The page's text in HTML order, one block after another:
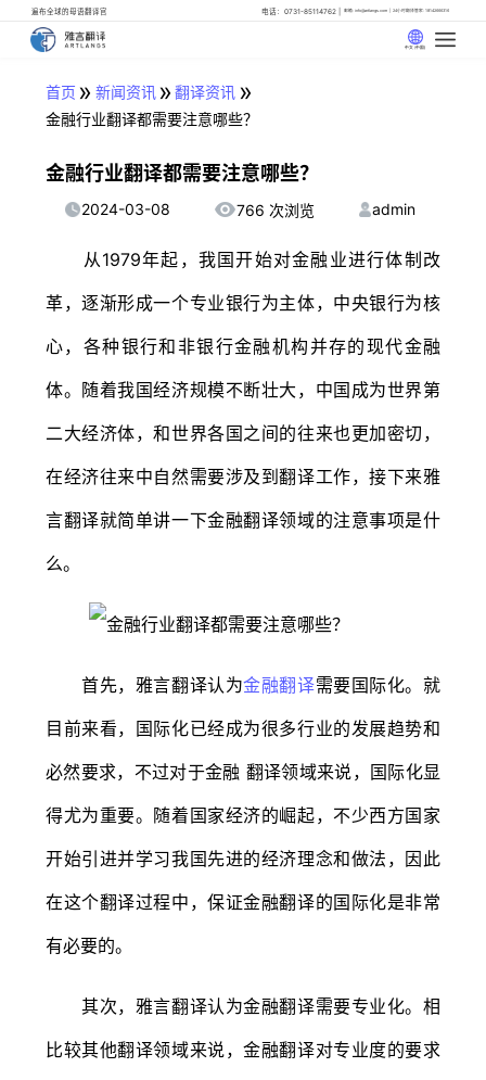
遍布全球的母语翻译官 电话：0731-85114762 邮箱: info@artlangs.com 24小时翻译管家: 18142666316
中文 (中国)
首页 » 新闻资讯» 翻译资讯 »
金融行业翻译都需要注意哪些？
金融行业翻译都需要注意哪些？
2024-03-08 766 次浏览 admin
从1979年起，我国开始对金融业进行体制改
革，逐渐形成一个专业银行为主体，中央银行为核
心，各种银行和非银行金融机构并存的现代金融
体。随着我国经济规模不断壮大，中国成为世界第
二大经济体，和世界各国之间的往来也更加密切，
在经济往来中自然需要涉及到翻译工作，接下来雅
言翻译就简单讲一下金融翻译领域的注意事项是什
么。
首先，雅言翻译认为金融翻译需要国际化。就
目前来看，国际化已经成为很多行业的发展趋势和
必然要求，不过对于金融 翻译领域来说，国际化显
得尤为重要。随着国家经济的崛起，不少西方国家
开始引进并学习我国先进的经济理念和做法，因此
在这个翻译过程中，保证金融翻译的国际化是非常
有必要的。
其次，雅言翻译认为金融翻译需要专业化。相
比较其他翻译领域来说，金融翻译对专业度的要求